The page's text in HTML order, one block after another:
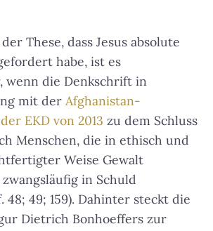
These, dass Jesus absolute
habe, ist es
wenn die Denkschrift in
mit der Afghanistan-
EKD von 2013 zu dem Schluss
Menschen, die in ethisch und
Weise Gewalt
in Schuld
48; 49; 159). Dahinter steckt die
Dietrich Bonhoeffers zur